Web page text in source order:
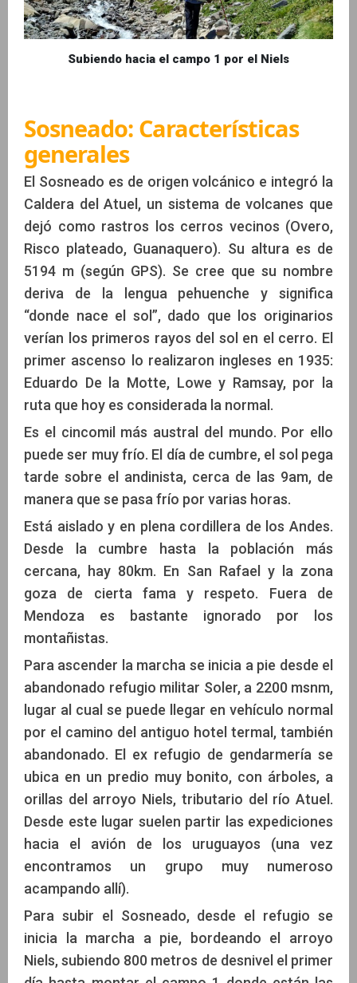
Subiendo hacia el campo 1 por el Niels
Sosneado: Características
generales
El Sosneado es de origen volcánico e integró la
Caldera del Atuel, un sistema de volcanes que
dejó como rastros los cerros vecinos (Overo,
Risco plateado, Guanaquero). Su altura es de
5194 m (según GPS). Se cree que su nombre
deriva de la lengua pehuenche y significa
“donde nace el sol”, dado que los originarios
verían los primeros rayos del sol en el cerro. El
primer ascenso lo realizaron ingleses en 1935:
Eduardo De la Motte, Lowe y Ramsay, por la
ruta que hoy es considerada la normal.
Es el cincomil más austral del mundo. Por ello
puede ser muy frío. El día de cumbre, el sol pega
tarde sobre el andinista, cerca de las 9am, de
manera que se pasa frío por varias horas.
Está aislado y en plena cordillera de los Andes.
Desde la cumbre hasta la población más
cercana, hay 80km. En San Rafael y la zona
goza de cierta fama y respeto. Fuera de
Mendoza es bastante ignorado por los
montañistas.
Para ascender la marcha se inicia a pie desde el
abandonado refugio militar Soler, a 2200 msnm,
lugar al cual se puede llegar en vehículo normal
por el camino del antiguo hotel termal, también
abandonado. El ex refugio de gendarmería se
ubica en un predio muy bonito, con árboles, a
orillas del arroyo Niels, tributario del río Atuel.
Desde este lugar suelen partir las expediciones
hacia el avión de los uruguayos (una vez
encontramos un grupo muy numeroso
acampando allí).
Para subir el Sosneado, desde el refugio se
inicia la marcha a pie, bordeando el arroyo
Niels, subiendo 800 metros de desnivel el primer